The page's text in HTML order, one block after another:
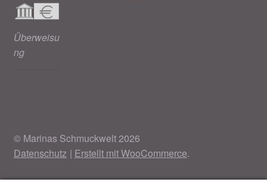
Überweisu
ng
© Marinas Schmuckwelt 2026
Datenschutz
Erstellt mit WooCommerce.